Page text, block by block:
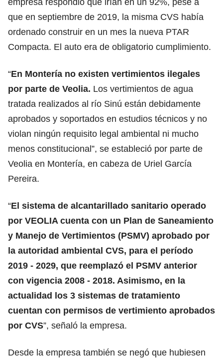
que en septiembre de 2019, la misma CVS había
ordenado construir en un mes la nueva PTAR
Compacta. El auto era de obligatorio cumplimiento.
“En Montería no existen vertimientos ilegales
por parte de Veolia. Los vertimientos de agua
tratada realizados al río Sinú están debidamente
aprobados y soportados en estudios técnicos y no
violan ningún requisito legal ambiental ni mucho
menos constitucional”, se estableció por parte de
Veolia en Montería, en cabeza de Uriel García
Pereira.
“El sistema de alcantarillado sanitario operado
por VEOLIA cuenta con un Plan de Saneamiento
y Manejo de Vertimientos (PSMV) aprobado por
la autoridad ambiental CVS, para el período
2019 - 2029, que reemplazó el PSMV anterior
con vigencia 2008 - 2018. Asimismo, en la
actualidad los 3 sistemas de tratamiento
cuentan con permisos de vertimiento aprobados
por CVS”, señaló la empresa.
Desde la empresa también se negó que hubiesen